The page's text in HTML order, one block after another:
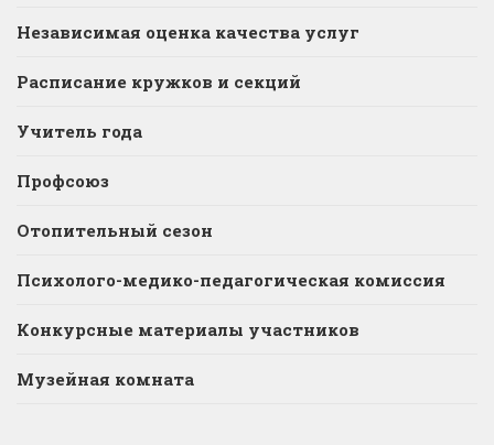
Независимая оценка качества услуг
Расписание кружков и секций
Учитель года
Профсоюз
Отопительный сезон
Психолого-медико-педагогическая комиссия
Конкурсные материалы участников
Музейная комната